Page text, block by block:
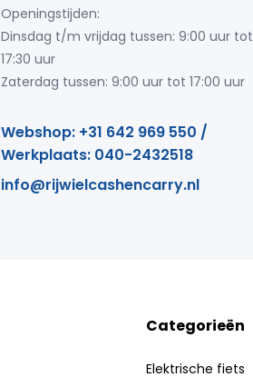
Openingstijden:
Dinsdag t/m vrijdag tussen: 9:00 uur tot
17:30 uur
Zaterdag tussen: 9:00 uur tot 17:00 uur
Webshop: +31 642 969 550 /
Werkplaats: 040-2432518
info@rijwielcashencarry.nl
Categorieën
Elektrische fiets